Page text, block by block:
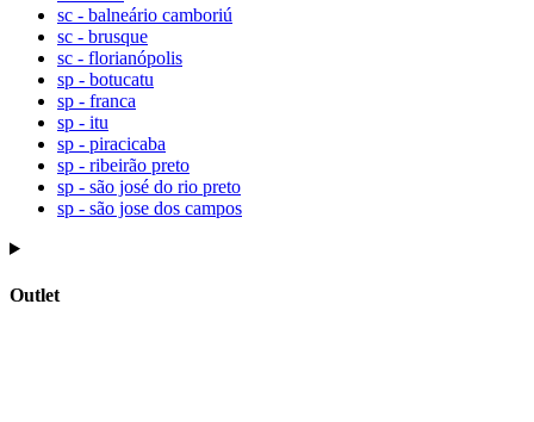
sc - balneário camboriú
sc - brusque
sc - florianópolis
sp - botucatu
sp - franca
sp - itu
sp - piracicaba
sp - ribeirão preto
sp - são josé do rio preto
sp - são jose dos campos
Outlet